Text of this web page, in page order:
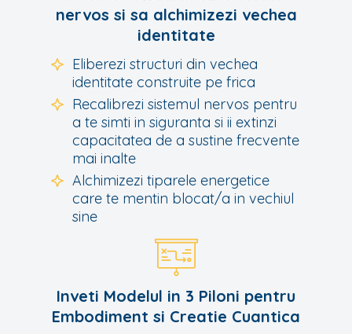
nervos si sa alchimizezi vechea
identitate
Eliberezi structuri din vechea
identitate construite pe frica
Recalibrezi sistemul nervos pentru
a te simti in siguranta si ii extinzi
capacitatea de a sustine frecvente
mai inalte
Alchimizezi tiparele energetice
care te mentin blocat/a in vechiul
sine
Inveti Modelul in 3 Piloni pentru
Embodiment si Creatie Cuantica